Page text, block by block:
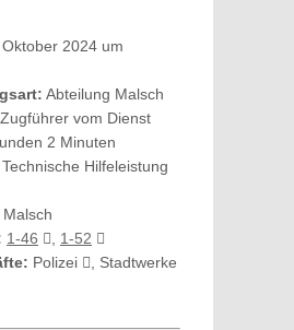
2024 um
Abteilung Malsch
vom Dienst
2 Minuten
Technische Hilfeleistung
Malsch
1-46
1-52
Polizei
, Stadtwerke